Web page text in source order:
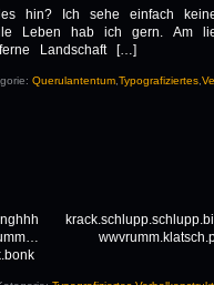
hin? Ich sehe einfach
Leben hab ich gern. Am
Landschaft […]
Querulantentum Typografiziertes